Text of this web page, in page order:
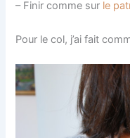
– Finir comme sur le
Pour le col, j’ai fait